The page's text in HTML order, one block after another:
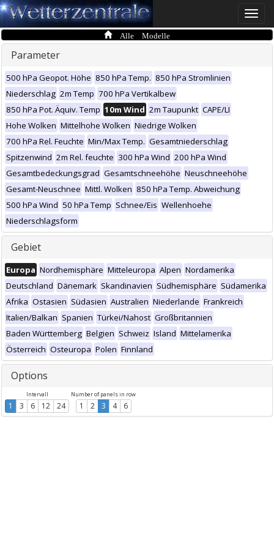
Toggle
Alle Modelle
Parameter
500 hPa Geopot. Höhe 850 hPa Temp. 850 hPa Stromlinien
Niederschlag 2m Temp 700 hPa Vertikalbew
850 hPa Pot. Äquiv. Temp 10m Wind 2m Taupunkt CAPE/LI
Hohe Wolken Mittelhohe Wolken Niedrige Wolken
700 hPa Rel. Feuchte Min/Max Temp. Gesamtniederschlag
Spitzenwind 2m Rel. feuchte 300 hPa Wind 200 hPa Wind
Gesamtbedeckungsgrad Gesamtschneehöhe Neuschneehöhe
Gesamt-Neuschnee Mittl. Wolken 850 hPa Temp. Abweichung
500 hPa Wind 50 hPa Temp Schnee/Eis Wellenhoehe
Niederschlagsform
Gebiet
Europa Nordhemisphäre Mitteleuropa Alpen Nordamerika
Deutschland Dänemark Skandinavien Südhemisphäre Südamerika
Afrika Ostasien Südasien Australien Niederlande Frankreich
Italien/Balkan Spanien Türkei/Nahost Großbritannien
Baden Württemberg Belgien Schweiz Island Mittelamerika
Österreich Osteuropa Polen Finnland
Options
Intervall
1 3 6 12 24
Number of panels in row
1 2 3 4 6